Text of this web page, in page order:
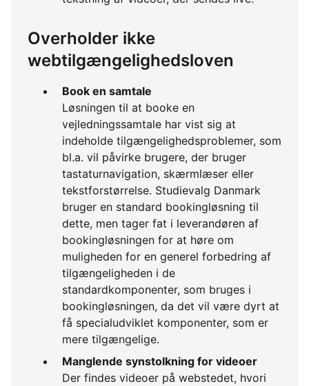
Overholder ikke
webtilgængelighedsloven
Book en samtale
Løsningen til at booke en
vejledningssamtale har vist sig at
indeholde tilgængelighedsproblemer, som
bl.a. vil påvirke brugere, der bruger
tastaturnavigation, skærmlæser eller
tekstforstørrelse. Studievalg Danmark
bruger en standard bookingløsning til
dette, men tager fat i leverandøren af
bookingløsningen for at høre om
muligheden for en generel forbedring af
tilgængeligheden i de
standardkomponenter, som bruges i
bookingløsningen, da det vil være dyrt at
få specialudviklet komponenter, som er
mere tilgængelige.
Manglende synstolkning for videoer
Der findes videoer på webstedet, hvori